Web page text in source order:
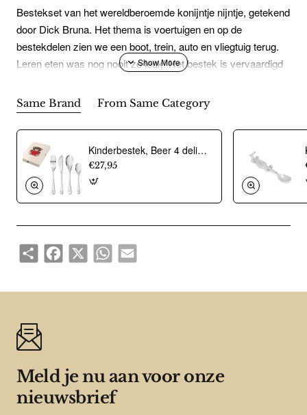
Bestekset van het wereldberoemde konijntje nijntje, getekend
door Dick Bruna. Het thema is voertuigen en op de
bestekdelen zien we een boot, trein, auto en vliegtuig terug.
Leren eten was nog nooit zo leuk! Het bestek is vervaardigd
kunnen worden gegraveerd.Kindervork: 170 mm Kindermes:
179 mm Kinderlepel: 170 mm Paplepel: 135 mm
Same Brand From Same Category
Kinderbestek, Beer 4 delig - Zilverstad - 21013
€27,95
ShareFacebook
X WhatsAppEmail
Meld je nu aan voor onze
nieuwsbrief